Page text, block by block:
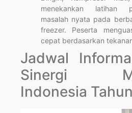
menekankan latihan
masalah nyata pada
freezer. Peserta
cepat berdasarkan
Jadwal
Sinergi
Indonesia